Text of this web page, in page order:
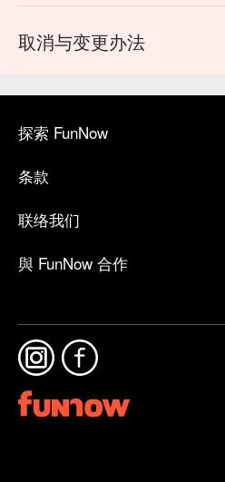
取消与变更办法
探索 FunNow
条款
联络我们
與 FunNow 合作